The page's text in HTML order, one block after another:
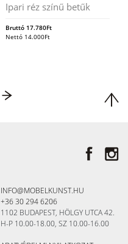
Ipari réz színű betűk
Bruttó 17.780Ft
Nettó 14.000Ft
INFO@MOBELKUNST.HU
+36 30 294 6206
1102 BUDAPEST, HÖLGY UTCA 42.
H-P 10.00-18.00, SZ 10.00-16.00